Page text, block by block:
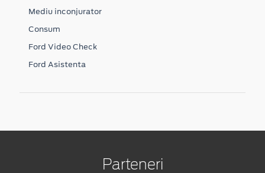
Mediu inconjurator
Consum
Ford Video Check
Ford Asistenta
Parteneri